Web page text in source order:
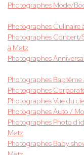
Photographes Mode/
Photographes Culinaire
Photographes Concert/
à Metz
Photographes
Photographes Baptême
Photographes
Photographes Vue du
Photographes Auto /
Photographes Photo
Metz
Photographes Baby